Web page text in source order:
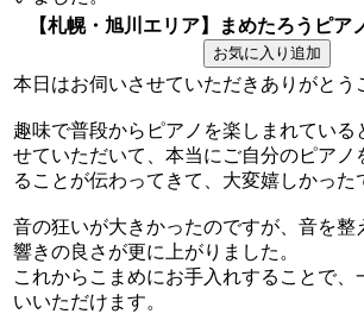
【札幌・旭川エリア】まめたろうピア
本日はお伺いさせていただきありがとう
趣味で普段からピアノを楽しまれている
せていただいて、本当にご自分のピアノ
ることが伝わってきて、大変嬉しかった
音の狂いが大きかったのですが、音を整
響きの良さが更に上がりました。
これからこまめにお手入れすることで、
いいただけます。